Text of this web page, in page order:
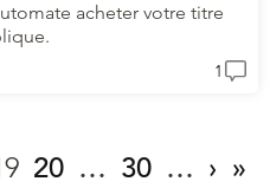
acheter votre titre
1
20 … 30 … › »